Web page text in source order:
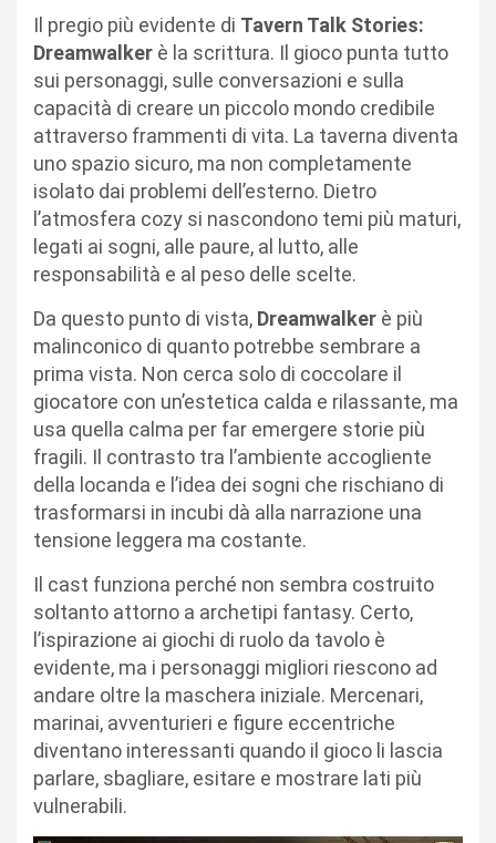
Il pregio più evidente di Tavern Talk Stories:
Dreamwalker è la scrittura. Il gioco punta tutto
sui personaggi, sulle conversazioni e sulla
capacità di creare un piccolo mondo credibile
attraverso frammenti di vita. La taverna diventa
uno spazio sicuro, ma non completamente
isolato dai problemi dell’esterno. Dietro
l’atmosfera cozy si nascondono temi più maturi,
legati ai sogni, alle paure, al lutto, alle
responsabilità e al peso delle scelte.
Da questo punto di vista, Dreamwalker è più
malinconico di quanto potrebbe sembrare a
prima vista. Non cerca solo di coccolare il
giocatore con un’estetica calda e rilassante, ma
usa quella calma per far emergere storie più
fragili. Il contrasto tra l’ambiente accogliente
della locanda e l’idea dei sogni che rischiano di
trasformarsi in incubi dà alla narrazione una
tensione leggera ma costante.
Il cast funziona perché non sembra costruito
soltanto attorno a archetipi fantasy. Certo,
l’ispirazione ai giochi di ruolo da tavolo è
evidente, ma i personaggi migliori riescono ad
andare oltre la maschera iniziale. Mercenari,
marinai, avventurieri e figure eccentriche
diventano interessanti quando il gioco li lascia
parlare, sbagliare, esitare e mostrare lati più
vulnerabili.